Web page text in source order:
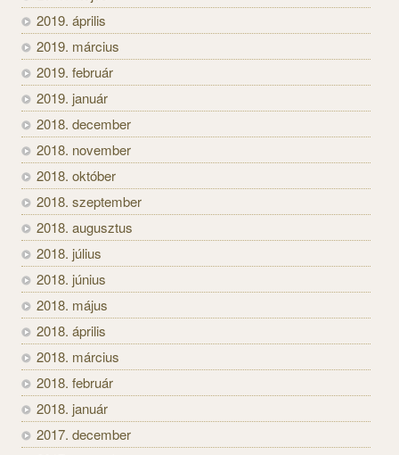
2019. április
2019. március
2019. február
2019. január
2018. december
2018. november
2018. október
2018. szeptember
2018. augusztus
2018. július
2018. június
2018. május
2018. április
2018. március
2018. február
2018. január
2017. december